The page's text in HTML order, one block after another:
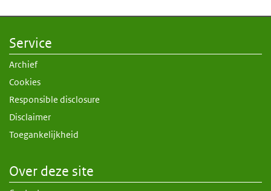
Service
Archief
Cookies
Responsible disclosure
Disclaimer
Toegankelijkheid
Over deze site